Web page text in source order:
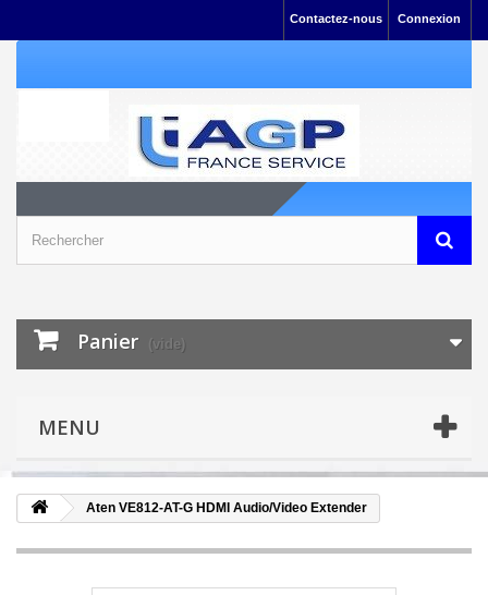
Connexion
Contactez-nous
Panier (vide)
MENU
Aten VE812-AT-G HDMI Audio/Video Extender